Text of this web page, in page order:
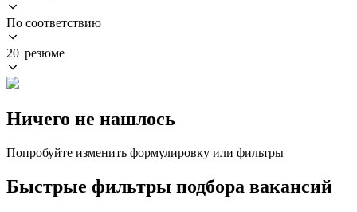
По соответствию
20 резюме
Ничего не нашлось
Попробуйте изменить формулировку или фильтры
Быстрые фильтры подбора вакансий